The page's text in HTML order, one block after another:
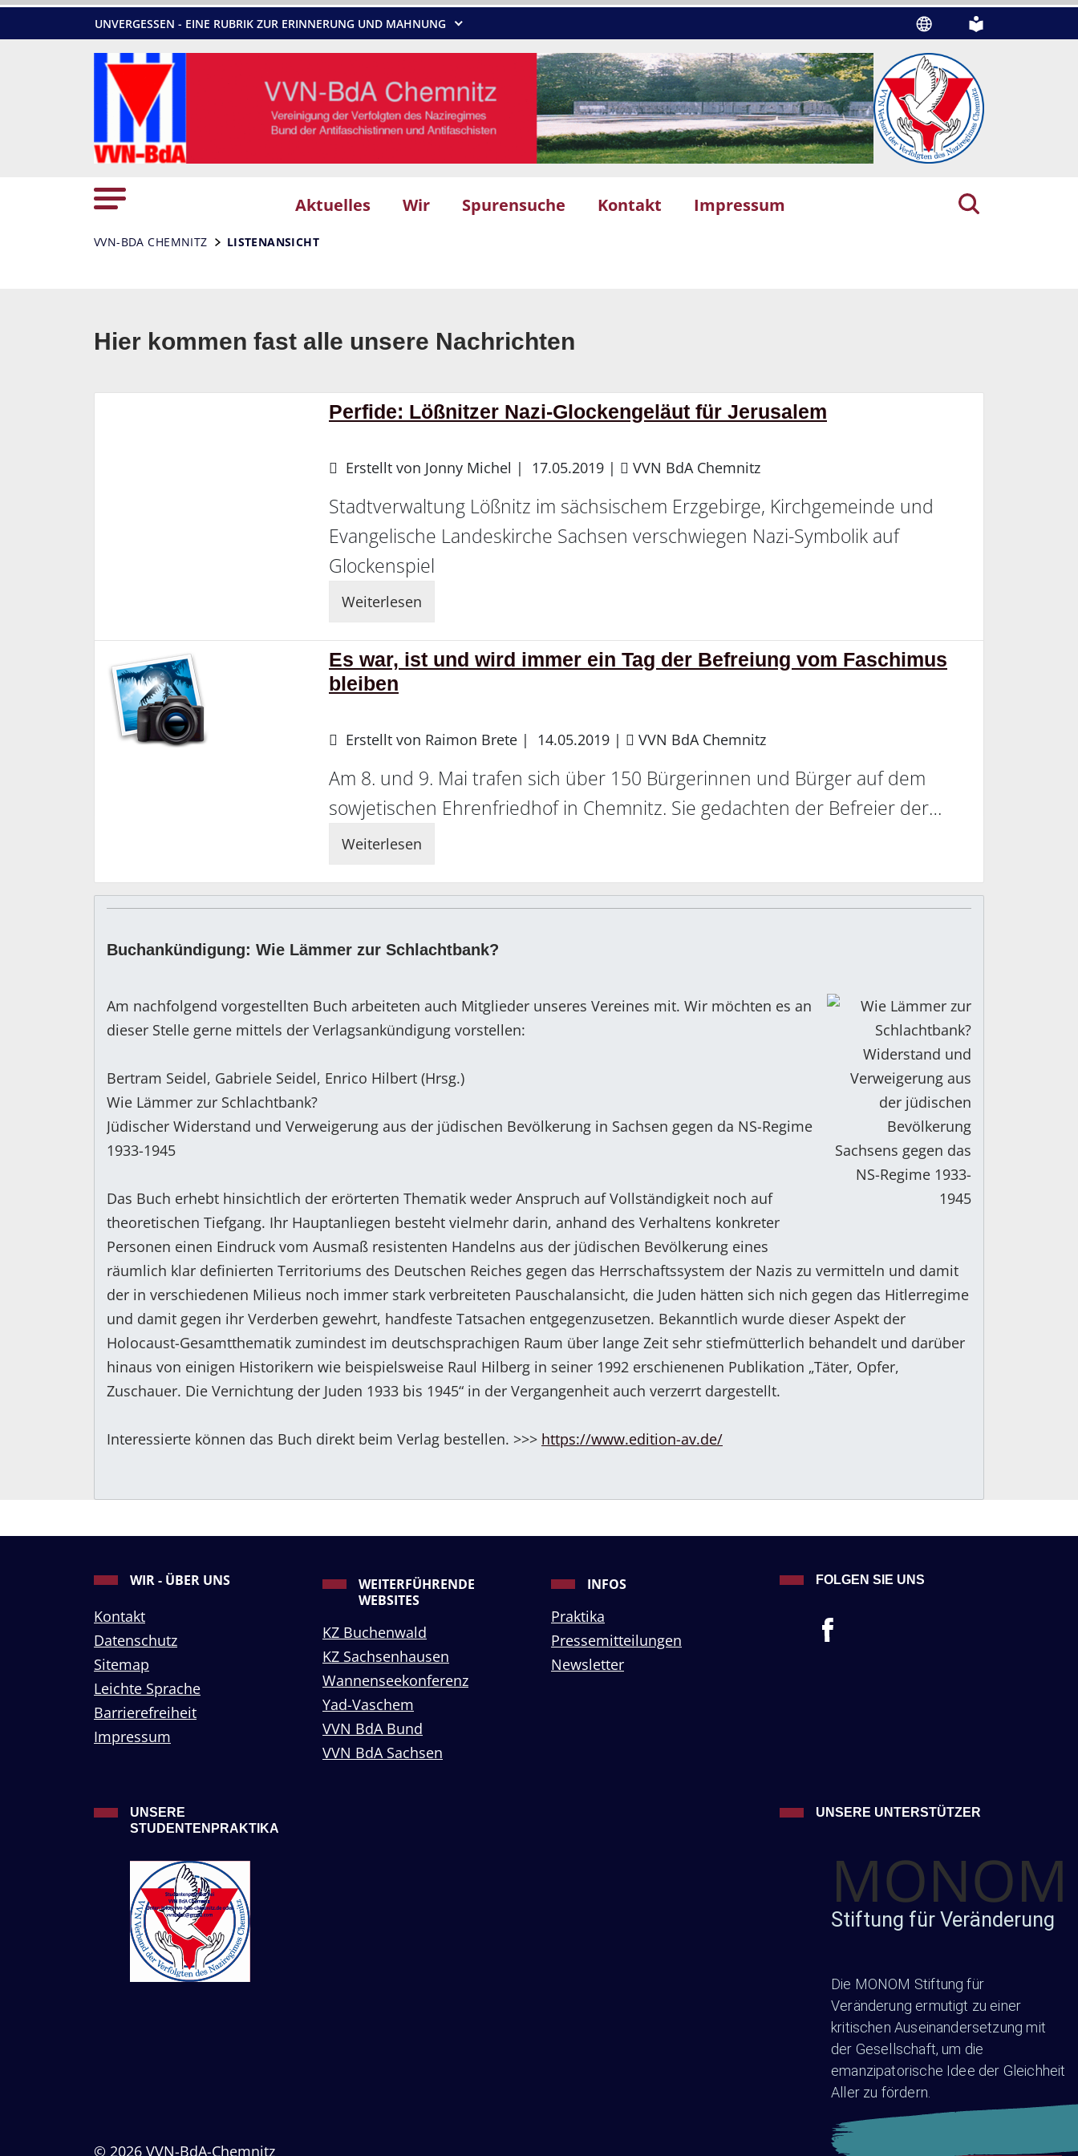
UNVERGESSEN - EINE RUBRIK ZUR ERINNERUNG UND MAHNUNG
Aktuelles Wir Spurensuche Kontakt Impressum
VVN-BDA CHEMNITZ LISTENANSICHT
Hier kommen fast alle unsere Nachrichten
Perfide: Lößnitzer Nazi-Glockengeläut für Jerusalem
Erstellt von Jonny Michel | 17.05.2019 | VVN BdA Chemnitz
Stadtverwaltung Lößnitz im sächsischem Erzgebirge, Kirchgemeinde und
Evangelische Landeskirche Sachsen verschwiegen Nazi-Symbolik auf
Glockenspiel
Weiterlesen
Es war, ist und wird immer ein Tag der Befreiung vom Faschimus
bleiben
Erstellt von Raimon Brete | 14.05.2019 | VVN BdA Chemnitz
Am 8. und 9. Mai trafen sich über 150 Bürgerinnen und Bürger auf dem
sowjetischen Ehrenfriedhof in Chemnitz. Sie gedachten der Befreier der…
Weiterlesen
Buchankündigung: Wie Lämmer zur Schlachtbank?
Am nachfolgend vorgestellten Buch arbeiteten auch Mitglieder unseres Vereines mit. Wir möchten es an
dieser Stelle gerne mittels der Verlagsankündigung vorstellen:
Bertram Seidel, Gabriele Seidel, Enrico Hilbert (Hrsg.)
Wie Lämmer zur Schlachtbank?
Jüdischer Widerstand und Verweigerung aus der jüdischen Bevölkerung in Sachsen gegen da NS-Regime
1933-1945
Das Buch erhebt hinsichtlich der erörterten Thematik weder Anspruch auf Vollständigkeit noch auf
theoretischen Tiefgang. Ihr Hauptanliegen besteht vielmehr darin, anhand des Verhaltens konkreter
Personen einen Eindruck vom Ausmaß resistenten Handelns aus der jüdischen Bevölkerung eines
räumlich klar definierten Territoriums des Deutschen Reiches gegen das Herrschaftssystem der Nazis zu vermitteln und damit
der in verschiedenen Milieus noch immer stark verbreiteten Pauschalansicht, die Juden hätten sich nich gegen das Hitlerregime
und damit gegen ihr Verderben gewehrt, handfeste Tatsachen entgegenzusetzen. Bekanntlich wurde dieser Aspekt der
Holocaust-Gesamtthematik zumindest im deutschsprachigen Raum über lange Zeit sehr stiefmütterlich behandelt und darüber
hinaus von einigen Historikern wie beispielsweise Raul Hilberg in seiner 1992 erschienenen Publikation „Täter, Opfer,
Zuschauer. Die Vernichtung der Juden 1933 bis 1945“ in der Vergangenheit auch verzerrt dargestellt.
Interessierte können das Buch direkt beim Verlag bestellen. >>> https://www.edition-av.de/
WIR - ÜBER UNS
Kontakt
Datenschutz
Sitemap
Leichte Sprache
Barrierefreiheit
Impressum
WEITERFÜHRENDE
WEBSITES
KZ Buchenwald
KZ Sachsenhausen
Wannenseekonferenz
Yad-Vaschem
VVN BdA Bund
VVN BdA Sachsen
INFOS
Praktika
Pressemitteilungen
Newsletter
FOLGEN SIE UNS
UNSERE
STUDENTENPRAKTIKA
UNSERE UNTERSTÜTZER
MONOM
Stiftung für Veränderung
Die MONOM Stiftung für
Veränderung ermutigt zu einer
kritischen Auseinandersetzung mit
der Gesellschaft, um die
emanzipatorische Idee der Gleichheit
Aller zu fördern.
© 2026 VVN-BdA-Chemnitz